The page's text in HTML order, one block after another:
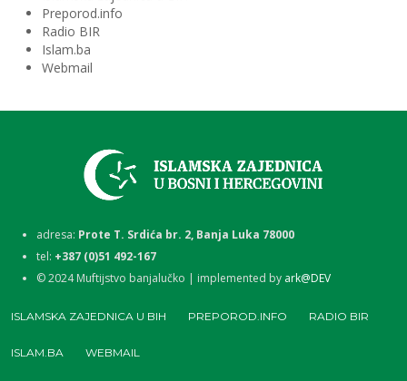
Preporod.info
Radio BIR
Islam.ba
Webmail
adresa: Prote T. Srdića br. 2, Banja Luka 78000
tel: +387 (0)51 492-167
©2024Muftijstvo banjalučko | implemented by ark@DEV
ISLAMSKA ZAJEDNICA U BIH PREPOROD.INFO RADIO BIR
ISLAM.BA WEBMAIL